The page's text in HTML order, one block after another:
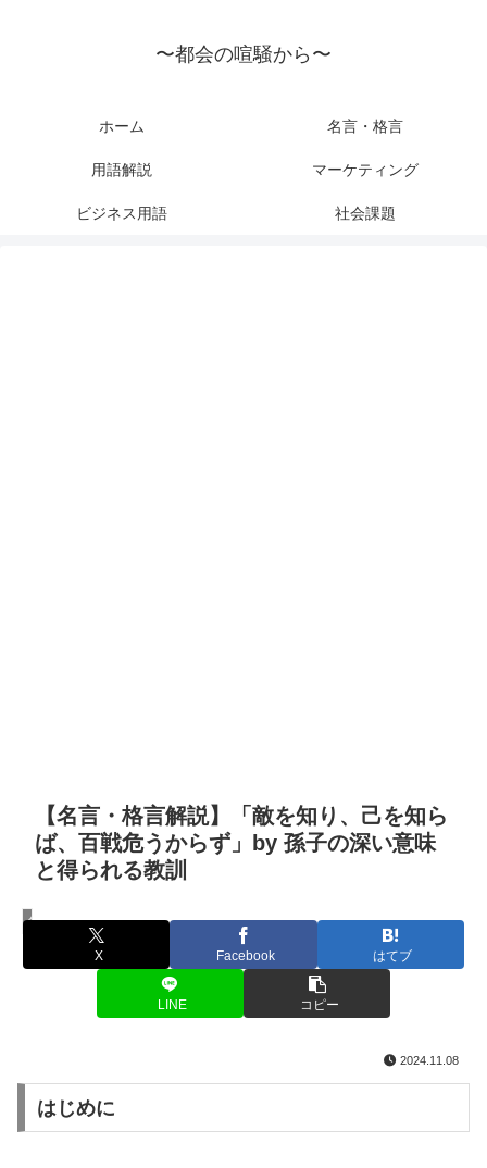
〜都会の喧騒から〜
ホーム 名言・格言
用語解説 マーケティング
ビジネス用語 社会課題
【名言・格言解説】「敵を知り、己を知ら
ば、百戦危うからず」by 孫子の深い意味
と得られる教訓
名言・格言
X Facebook はてブ
LINE コピー
2024.11.08
はじめに